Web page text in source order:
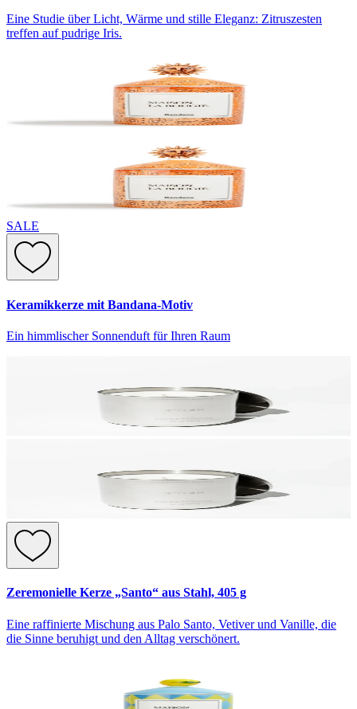
Eine Studie über Licht, Wärme und stille Eleganz: Zitruszesten
treffen auf pudrige Iris.
SALE
Keramikkerze mit Bandana-Motiv
Ein himmlischer Sonnenduft für Ihren Raum
Zeremonielle Kerze „Santo“ aus Stahl, 405 g
Eine raffinierte Mischung aus Palo Santo, Vetiver und Vanille, die
die Sinne beruhigt und den Alltag verschönert.